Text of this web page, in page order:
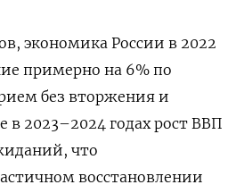
экономика России в 2022
примерно на 6% по
без вторжения и
в 2023–2024 годах рост ВВП
что
восстановлении